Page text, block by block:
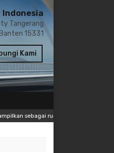
Indonesia
Tangerang
Banten 15331
Kami
running text (newsticker) pada